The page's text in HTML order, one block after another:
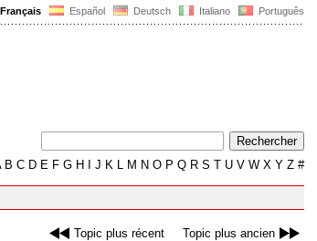
Français Español Deutsch Italiano Português
B C D E F G H J K L M N O P Q R S T U V W X Y Z #
Topic plus récent Topic plus ancien